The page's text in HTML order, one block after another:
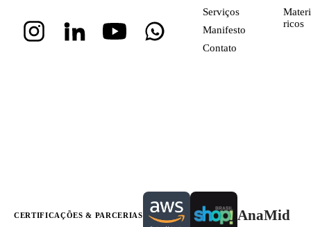
Serviços
Manifesto
Contato
ricos
CERTIFICAÇÕES & PARCERIAS AnaMid